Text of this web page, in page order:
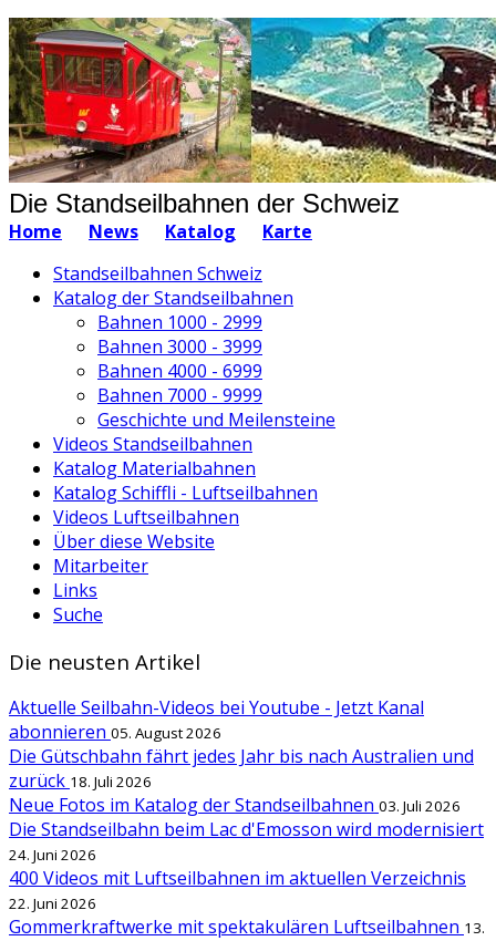
Die Standseilbahnen der Schweiz
Home News Katalog
Karte
Standseilbahnen Schweiz
Katalog der Standseilbahnen
Bahnen 1000 - 2999
Bahnen 3000 - 3999
Bahnen 4000 - 6999
Bahnen 7000 - 9999
Geschichte und Meilensteine
Videos Standseilbahnen
Katalog Materialbahnen
Katalog Schiffli - Luftseilbahnen
Videos Luftseilbahnen
Über diese Website
Mitarbeiter
Links
Suche
Die neusten Artikel
Aktuelle Seilbahn-Videos bei Youtube - Jetzt Kanal
abonnieren 05. August 2026
Die Gütschbahn fährt jedes Jahr bis nach Australien und
zurück 18. Juli 2026
Neue Fotos im Katalog der Standseilbahnen 03. Juli 2026
Die Standseilbahn beim Lac d'Emosson wird modernisiert
24. Juni 2026
400 Videos mit Luftseilbahnen im aktuellen Verzeichnis
22. Juni 2026
Gommerkraftwerke mit spektakulären Luftseilbahnen 13.